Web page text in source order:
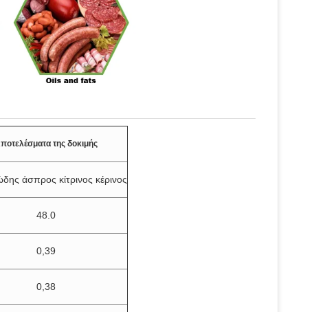
της δοκιμής
άσπρος κίτρινος κέρινος
48.0
0,39
0,38